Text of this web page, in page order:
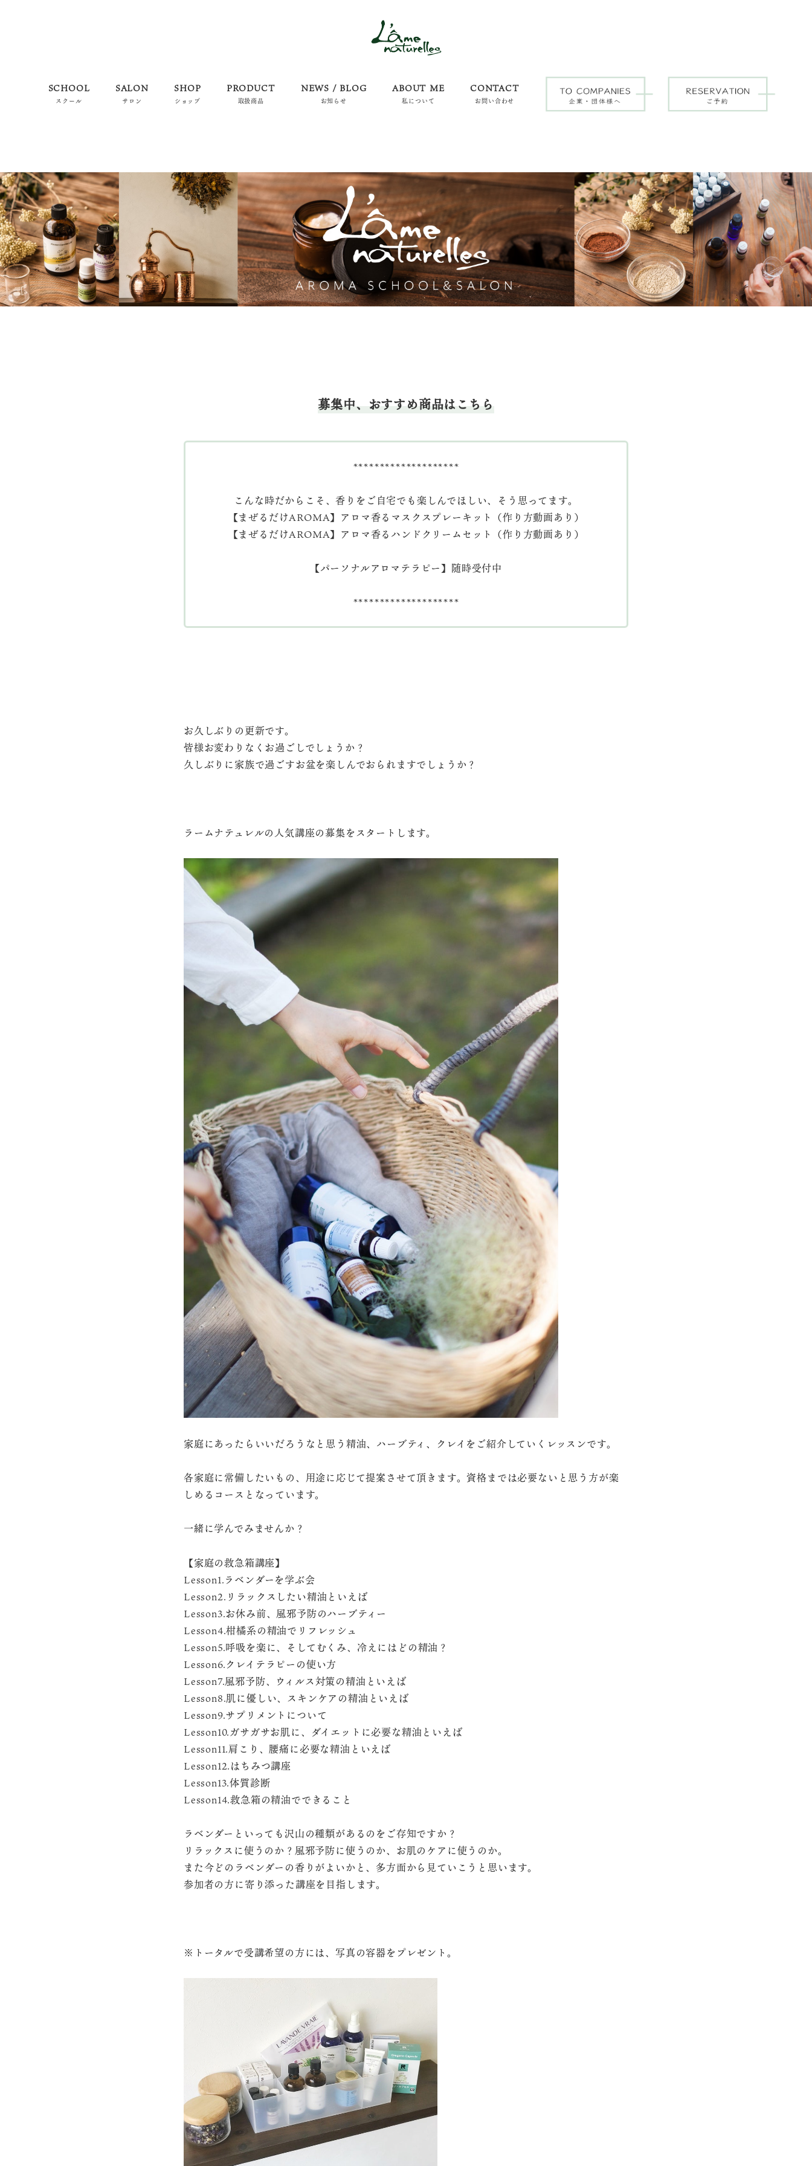
SCHOOL
スクール
SALON
サロン
SHOP
ショップ
PRODUCT
取扱商品
NEWS / BLOG
お知らせ
ABOUT ME
私について
CONTACT
お問い合わせ
募集中、おすすめ商品はこちら
********************
こんな時だからこそ、香りをご自宅でも楽しんでほしい、そう思ってます。
【まぜるだけAROMA】アロマ香るマスクスプレーキット（作り方動画あり）
【まぜるだけAROMA】アロマ香るハンドクリームセット（作り方動画あり）
【パーソナルアロマテラピー】随時受付中
********************
お久しぶりの更新です。
皆様お変わりなくお過ごしでしょうか？
久しぶりに家族で過ごすお盆を楽しんでおられますでしょうか？
ラームナテュレルの人気講座の募集をスタートします。
家庭にあったらいいだろうなと思う精油、ハーブティ、クレイをご紹介していくレッスンです。
各家庭に常備したいもの、用途に応じて提案させて頂きます。資格までは必要ないと思う方が楽
しめるコースとなっています。
一緒に学んでみませんか？
【家庭の救急箱講座】
Lesson1.ラベンダーを学ぶ会
Lesson2.リラックスしたい精油といえば
Lesson3.お休み前、風邪予防のハーブティー
Lesson4.柑橘系の精油でリフレッシュ
Lesson5.呼吸を楽に、そしてむくみ、冷えにはどの精油？
Lesson6.クレイテラピーの使い方
Lesson7.風邪予防、ウィルス対策の精油といえば
Lesson8.肌に優しい、スキンケアの精油といえば
Lesson9.サプリメントについて
Lesson10.ガサガサお肌に、ダイエットに必要な精油といえば
Lesson11.肩こり、腰痛に必要な精油といえば
Lesson12.はちみつ講座
Lesson13.体質診断
Lesson14.救急箱の精油でできること
ラベンダーといっても沢山の種類があるのをご存知ですか？
リラックスに使うのか？風邪予防に使うのか、お肌のケアに使うのか。
また今どのラベンダーの香りがよいかと、多方面から見ていこうと思います。
参加者の方に寄り添った講座を目指します。
※トータルで受講希望の方には、写真の容器をプレゼント。